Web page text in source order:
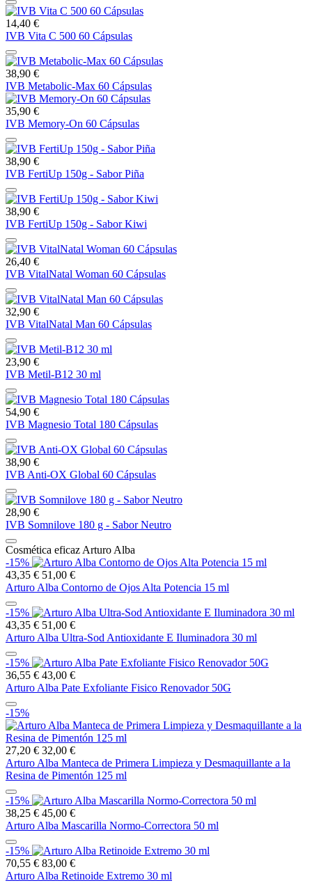
14,40 €
IVB Vita C 500 60 Cápsulas
38,90 €
IVB Metabolic-Max 60 Cápsulas
35,90 €
IVB Memory-On 60 Cápsulas
38,90 €
IVB FertiUp 150g - Sabor Piña
38,90 €
IVB FertiUp 150g - Sabor Kiwi
26,40 €
IVB VitalNatal Woman 60 Cápsulas
32,90 €
IVB VitalNatal Man 60 Cápsulas
23,90 €
IVB Metil-B12 30 ml
54,90 €
IVB Magnesio Total 180 Cápsulas
38,90 €
IVB Anti-OX Global 60 Cápsulas
28,90 €
IVB Somnilove 180 g - Sabor Neutro
Cosmética eficaz Arturo Alba
-15%
43,35 € 51,00 €
Arturo Alba Contorno de Ojos Alta Potencia 15 ml
-15%
43,35 € 51,00 €
Arturo Alba Ultra-Sod Antioxidante E Iluminadora 30 ml
-15%
36,55 € 43,00 €
Arturo Alba Pate Exfoliante Fisico Renovador 50G
-15%
27,20 € 32,00 €
Arturo Alba Manteca de Primera Limpieza y Desmaquillante a la
Resina de Pimentón 125 ml
-15%
38,25 € 45,00 €
Arturo Alba Mascarilla Normo-Correctora 50 ml
-15%
70,55 € 83,00 €
Arturo Alba Retinoide Extremo 30 ml